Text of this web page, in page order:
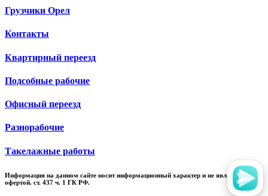
Грузчики Орел
Контакты
Квартирный переезд
Подсобные рабочие
Офисный переезд
Разнорабочие
Такелажные работы
Информация на данном сайте носит информационный характер и не является
офертой. ст. 437 ч. 1 ГК РФ.​